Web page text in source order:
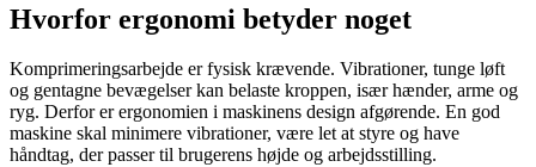
Hvorfor ergonomi betyder noget
Komprimeringsarbejde er fysisk krævende. Vibrationer, tunge løft
og gentagne bevægelser kan belaste kroppen, især hænder, arme og
ryg. Derfor er ergonomien i maskinens design afgørende. En god
maskine skal minimere vibrationer, være let at styre og have
håndtag, der passer til brugerens højde og arbejdsstilling.